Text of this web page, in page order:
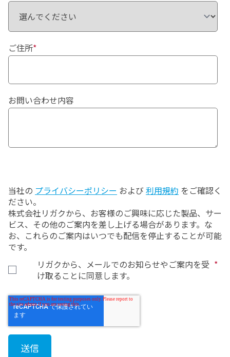
ご住所*
お問い合わせ内容
当社の プライバシーポリシー および 利用規約 をご確認く
ださい。
株式会社リガクから、お客様のご興味に応じた製品、サー
ビス、その他のご案内を差し上げる場合があります。な
お、これらのご案内はいつでも配信を停止することが可能
です。
リガクから、メールでのお知らせやご案内を受
け取ることに同意します。
*